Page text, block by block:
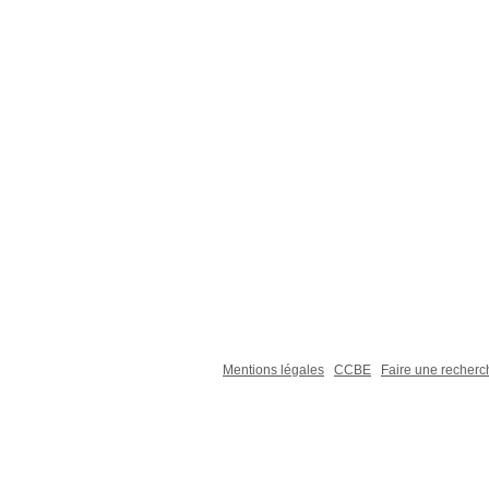
Mentions légales CCBE Faire une